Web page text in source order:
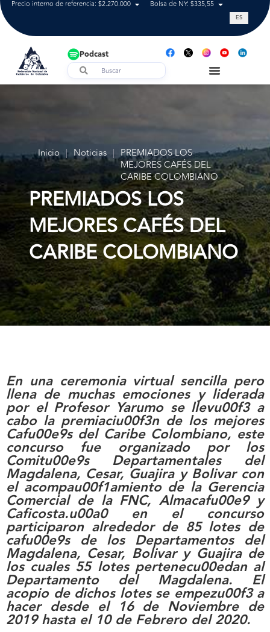
Precio interno de referencia: $2.270.000 Bolsa de NY: $335,55 Tasa de
ES
Podcast
Inicio | Noticias | PREMIADOS LOS
MEJORES CAFÉS DEL
CARIBE COLOMBIANO
PREMIADOS LOS
MEJORES CAFÉS DEL
CARIBE COLOMBIANO
En una ceremonia virtual sencilla pero
llena de muchas emociones y liderada
por el Profesor Yarumo se llevu00f3 a
cabo la premiaciu00f3n de los mejores
Cafu00e9s del Caribe Colombiano, este
concurso fue organizado por los
Comitu00e9s Departamentales del
Magdalena, Cesar, Guajira y Bolivar con
el acompau00f1amiento de la Gerencia
Comercial de la FNC, Almacafu00e9 y
Caficosta.u00a0 en el concurso
participaron alrededor de 85 lotes de
cafu00e9s de los Departamentos del
Magdalena, Cesar, Bolivar y Guajira de
los cuales 55 lotes pertenecu00edan al
Departamento del Magdalena. El
acopio de dichos lotes se empezu00f3 a
hacer desde el 16 de Noviembre de
2019 hasta el 10 de Febrero del 2020.